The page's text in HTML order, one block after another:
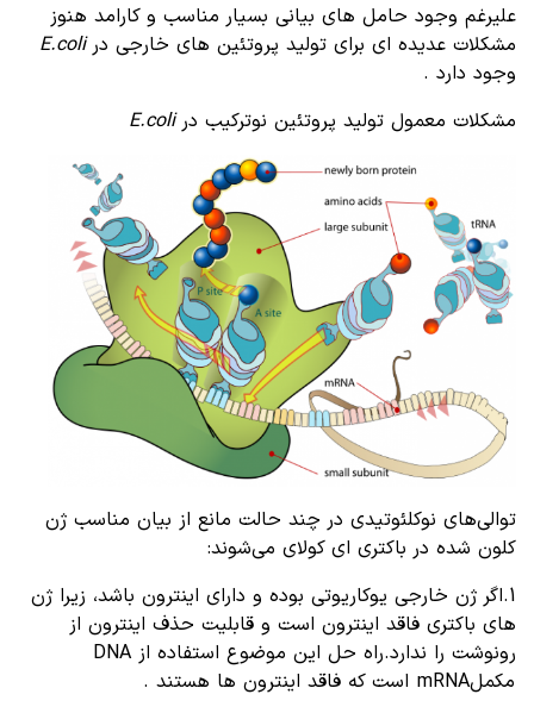
علیرغم وجود حامل های بیانی بسیار مناسب و کارامد هنوز
مشکلات عدیده ای برای تولید پروتئین های خارجی درE.coli
وجود دارد .
مشکلات معمول تولید پروتئین نوترکیب درE.coli
توالی‌های نوکلئوتیدی در چند حالت مانع از بیان مناسب ژن
کلون شده در باکتری ای کولای می‌شوند:
1.اگر ژن خارجی یوکاریوتی بوده و دارای اینترون باشد، زیرا ژن
های باکتری فاقد اینترون است و قابلیت حذف اینترون از
رونوشت را ندارد.راه حل این موضوع استفاده از DNA
مکملmRNA است که فاقد اینترون ها هستند .